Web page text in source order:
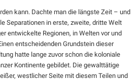
kann. Dachte man die längste Zeit – und
Separationen in erste, zweite, dritte Welt
entwickelte Regionen, in Welten vor und
entscheidenden Grundstein dieser
hatte lange zuvor schon die koloniale
Kontinente gebildet. Die gewalttätige
westlicher Seite mit diesem Teilen und